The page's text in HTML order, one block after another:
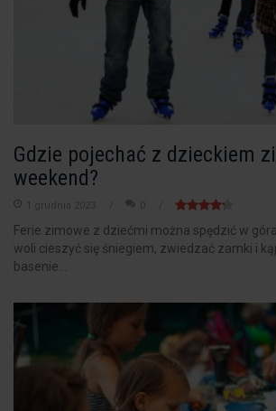
Gdzie pojechać z dzieckiem
weekend?
1 grudnia 2023
Ferie zimowe z dziećmi można spędzić w
woli cieszyć się śniegiem, zwiedzać zamki i
basenie...